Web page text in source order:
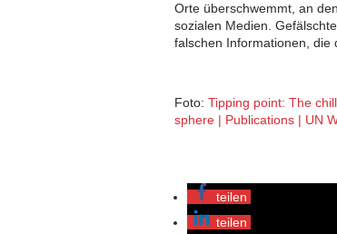
Orte überschwemmt, an
sozialen Medien.
falschen Informationen, die
Foto: Tipping point: The
sphere | Publications | UN
teilen
teilen